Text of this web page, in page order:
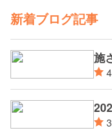
新着ブログ記事
施